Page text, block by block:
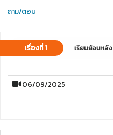
ถาม/ตอบ
เรื่องที่ 1 เรียนย้อนหลัง
06/09/2025